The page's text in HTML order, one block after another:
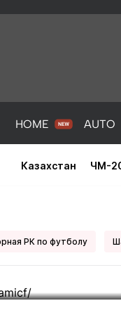
HOME AUTO
Казахстан ЧМ-
РК по футболу
Дэвид